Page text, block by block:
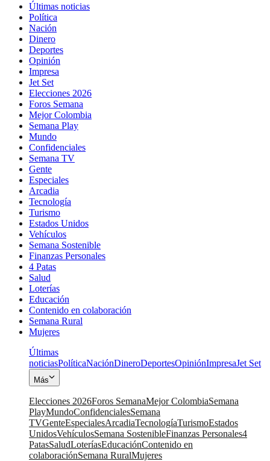
Últimas noticias
Política
Nación
Dinero
Deportes
Opinión
Impresa
Jet Set
Elecciones 2026
Foros Semana
Mejor Colombia
Semana Play
Mundo
Confidenciales
Semana TV
Gente
Especiales
Arcadia
Tecnología
Turismo
Estados Unidos
Vehículos
Semana Sostenible
Finanzas Personales
4 Patas
Salud
Loterías
Educación
Contenido en colaboración
Semana Rural
Mujeres
Últimas
noticiasPolíticaNaciónDineroDeportesOpiniónImpresaJet Set
Más
Elecciones 2026Foros SemanaMejor ColombiaSemana
PlayMundoConfidencialesSemana
TVGenteEspecialesArcadiaTecnologíaTurismoEstados
UnidosVehículosSemana SostenibleFinanzas Personales4
PatasSaludLoteríasEducaciónContenido en
colaboraciónSemana RuralMujeres